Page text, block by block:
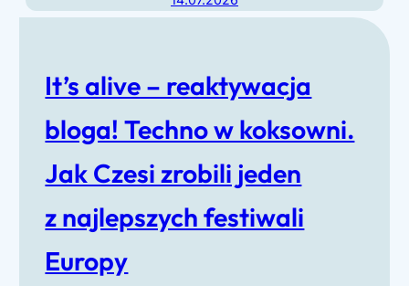
It’s alive – reaktywacja
bloga! Techno w koksowni.
Jak Czesi zrobili jeden
z najlepszych festiwali
Europy